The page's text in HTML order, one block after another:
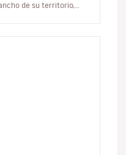
de su territorio,